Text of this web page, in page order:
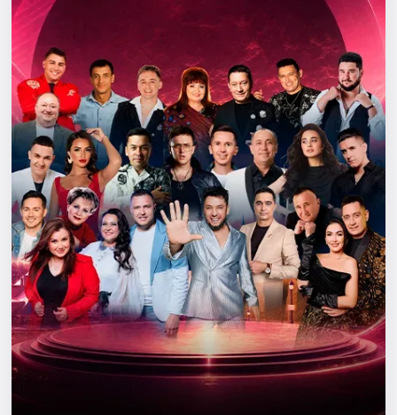
Квесты
Экскурсии
Спорт
События
Города
Площадки
Артисты
Рейтинги